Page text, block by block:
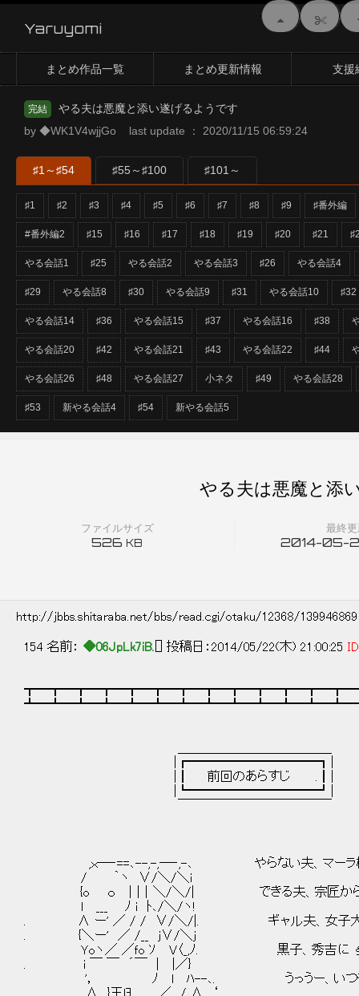
Yaruyomi
まとめ作品一覧 まとめ更新情報 支援
完結
やる夫は悪魔と添い遂げるようです
by ◆WK1V4wjjGo last update ： 2020/11/15 06:59:24
♯1～♯54 ♯55～♯100 ♯101～
♯1 ♯2 ♯3 ♯4 ♯5 ♯6 ♯7 ♯8 ♯9 ♯番外編
#番外編2 ♯15 ♯16 ♯17 ♯18 ♯19 ♯20 ♯21
やる会話1 ♯25 やる会話2 やる会話3 ♯26 やる会話4
♯29 やる会話8 ♯30 やる会話9 ♯31 やる会話10 ♯32
やる会話14 ♯36 やる会話15 ♯37 やる会話16 ♯38
やる会話20 ♯42 やる会話21 ♯43 やる会話22 ♯44
やる会話26 ♯48 やる会話27 小ネタ ♯49 やる会話28
♯53 新やる会話4 ♯54 新やる会話5
ファイルサイズ
526 KB
最終
2014-05-
やる夫は悪魔と添
http://jbbs.shitaraba.net/bbs/read.cgi/otaku/12368/
154 名前： ◆06JpLk7iB. [] 投稿日：2014/05/22(木) 21:00:25
|┏━━━━━━━━━━┓|
|┃ 前回のあらすじ .┃|
|┗━━━━━━━━━━┛|
,ｘ─‐==､--,-,─‐,-､ やらない夫、マーラ様から
/ ｀ヽ ∨/＼/＼i
{o ｏ │|│＼/＼/| できる夫、宗匠から無茶
l ___ ﾉ i ﾄ､/＼/ヽ!
. ∧ ー' ／ / / ∨/＼/|. ギャル夫、女子大生に
. {＼ー' ／ /__ ｊ∨/＼ｊ
Ｙoヽ／ ／ｆo ｿ V〈_,ﾉ. 黒子、秀吉に ξ・∀
. i ￣ ￣ ´￣ | |／}
'， ﾉ l ﾊ--､. うっうー、いつも通